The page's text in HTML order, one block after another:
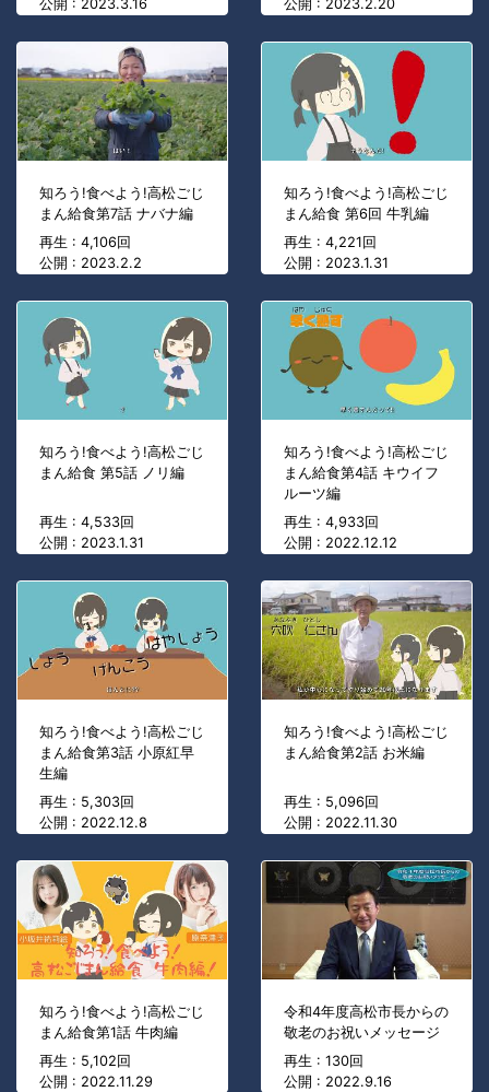
公開 : 2023.3.16 公開 : 2023.2.20
知ろう!食べよう!高松ごじ
まん給食第7話 ナバナ編
再生 : 4,106回
公開 : 2023.2.2
知ろう!食べよう!高松ごじ
まん給食 第6回 牛乳編
再生 : 4,221回
公開 : 2023.1.31
知ろう!食べよう!高松ごじ
まん給食 第5話 ノリ編
再生 : 4,533回
公開 : 2023.1.31
知ろう!食べよう!高松ごじ
まん給食第4話 キウイフ
ルーツ編
再生 : 4,933回
公開 : 2022.12.12
知ろう!食べよう!高松ごじ
まん給食第3話 小原紅早
生編
再生 : 5,303回
公開 : 2022.12.8
知ろう!食べよう!高松ごじ
まん給食第2話 お米編
再生 : 5,096回
公開 : 2022.11.30
知ろう!食べよう!高松ごじ
まん給食第1話 牛肉編
再生 : 5,102回
公開 : 2022.11.29
令和4年度高松市長からの
敬老のお祝いメッセージ
再生 : 130回
公開 : 2022.9.16